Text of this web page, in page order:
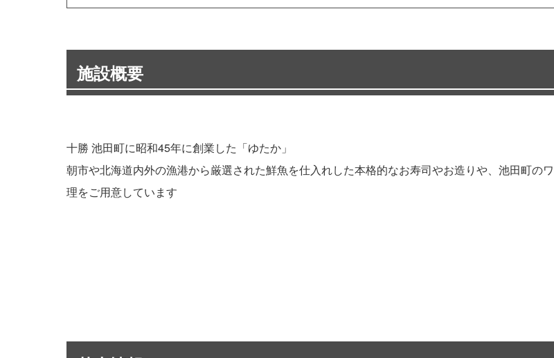
施設概要
十勝 池田町に昭和45年に創業した「ゆたか」
朝市や北海道内外の漁港から厳選された鮮魚を仕入れした本格的なお寿司やお造りや、池田町の
理をご用意しています